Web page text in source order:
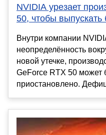
NVIDIA урезает
50, чтобы
Внутри компании
неопределённость
новой утечке,
GeForce RTX 50 может
приостановлено.